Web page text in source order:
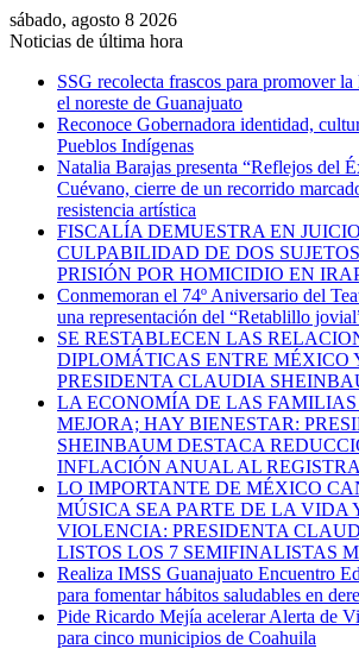
sábado, agosto 8 2026
Noticias de última hora
SSG recolecta frascos para promover la
el noreste de Guanajuato
Reconoce Gobernadora identidad,
Pueblos Indígenas
Natalia Barajas presenta “Reflejos del
Cuévano, cierre de un recorrido
resistencia artística
FISCALÍA DEMUESTRA EN
CULPABILIDAD DE DOS
PRISIÓN POR HOMICIDIO EN
Conmemoran el 74º Aniversario del
una representación del “Retablillo
SE RESTABLECEN LAS
DIPLOMÁTICAS ENTRE MÉXICO
PRESIDENTA CLAUDIA
LA ECONOMÍA DE LAS
MEJORA; HAY BIENESTAR:
SHEINBAUM DESTACA
INFLACIÓN ANUAL AL
LO IMPORTANTE DE MÉXICO
MÚSICA SEA PARTE DE LA VIDA
VIOLENCIA: PRESIDENTA
LISTOS LOS 7 SEMIFINALISTAS
Realiza IMSS Guanajuato Encuentro
para fomentar hábitos saludables en
Pide Ricardo Mejía acelerar Alerta de
para cinco municipios de Coahuila